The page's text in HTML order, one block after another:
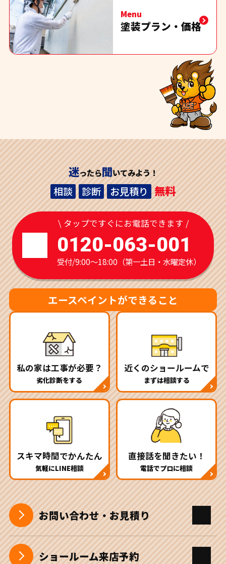
Menu
塗装プラン・価格
迷ったら聞いてみよう！
相談 診断 お見積り 無料
\ タップですぐにお電話できます /
0120-063-001
受付/9:00～18:00（第一土日・水曜定休）
エースペイントができること
私の家は工事が必要？
劣化診断をする
近くのショールームで
まずは相談する
スキマ時間でかんたん
気軽にLINE相談
直接話を聞きたい！
電話でプロに相談
お問い合わせ・お見積り
ショールーム来店予約